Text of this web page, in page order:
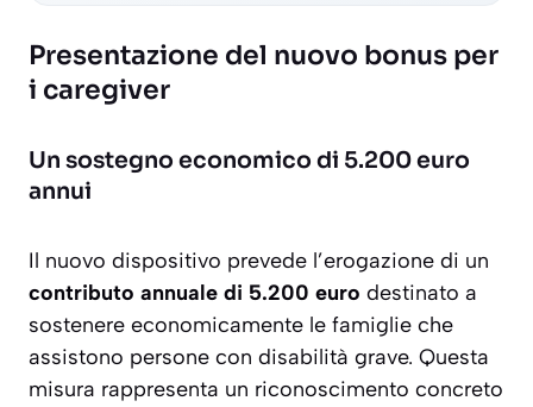
Presentazione del nuovo bonus per
i caregiver
Un sostegno economico di 5.200 euro
annui
Il nuovo dispositivo prevede l’erogazione di un
contributo annuale di 5.200 euro destinato a
sostenere economicamente le famiglie che
assistono persone con disabilità grave. Questa
misura rappresenta un riconoscimento concreto